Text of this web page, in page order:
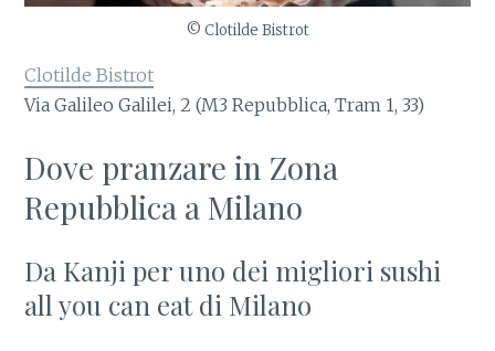
© Clotilde Bistrot
Clotilde Bistrot
Via Galileo Galilei, 2 (M3 Repubblica, Tram 1, 33)
Dove pranzare in Zona
Repubblica a Milano
Da Kanji per uno dei migliori sushi
all you can eat di Milano